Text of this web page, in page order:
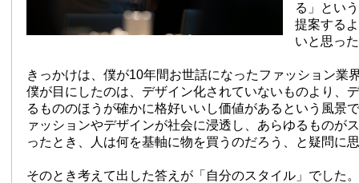
る」とい
提案する
いと思っ
きっかけは、僕が10年間お世話になったファッション業
僕が目にしたのは、デザイン化されていないものより、
るもののほうが確かに格好いいし価値があるという風景
ァッションやデザインが社会に浸透し、あらゆるものが
ったとき、人は何を基軸に物を買うのだろう、と疑問に
そのとき考えて出した答えが「自分のスタイル」でした